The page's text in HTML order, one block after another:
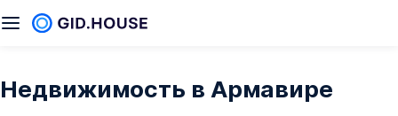
Недвижимость в Армавире